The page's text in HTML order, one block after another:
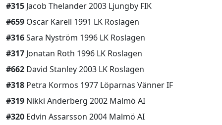
#315 Jacob Thelander 2003 Ljungby FIK
#659 Oscar Karell 1991 LK Roslagen
#316Sara Nyström 1996 LK Roslagen
#317 Jonatan Roth 1996 LK Roslagen
#662 David Stanley 2003 LK Roslagen
#318 Petra Kormos 1977 Löparnas Vänner IF
#319 Nikki Anderberg 2002 Malmö AI
#320 Edvin Assarsson 2004 Malmö AI